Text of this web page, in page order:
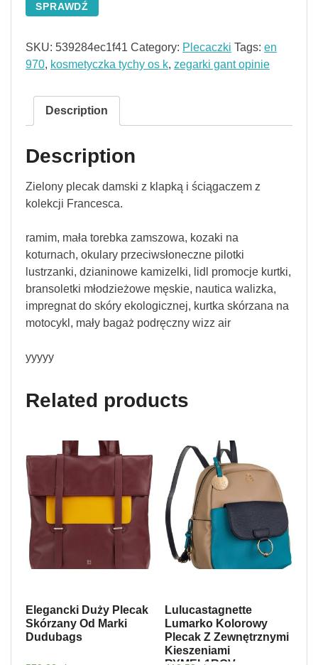
SPRAWDŹ
SKU: 539284ec1f41 Category: Plecaczki Tags: en
970, kosmetyczka tychy os k, zegarki gant opinie
Description
Description
Zielony plecak damski z klapką i ściągaczem z
kolekcji Francesca.
ramim, mała torebka zamszowa, kozaki na
koturnach, okulary przeciwsłoneczne pilotki
lustrzanki, dzianinowe kamizelki, lidl promocje kurtki,
bransoletki młodzieżowe męskie, nautica walizka,
impregnat do skóry ekologicznej, kurtka skórzana na
motocykl, mały bagaż podręczny wizz air
yyyyy
Related products
Elegancki Duży Plecak
Skórzany Od Marki
Dudubags
Lulucastagnette
Lumarko Kolorowy
Plecak Z Zewnętrznymi
Kieszeniami